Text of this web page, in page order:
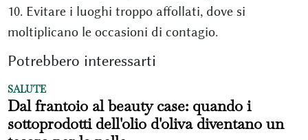
10. Evitare i luoghi troppo affollati, dove si
moltiplicano le occasioni di contagio.
Potrebbero interessarti
SALUTE
Dal frantoio al beauty case: quando i
sottoprodotti dell'olio d'oliva diventano un